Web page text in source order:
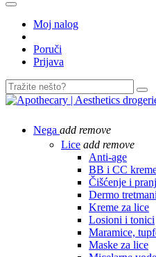
Moj nalog
Poruči
Prijava
Nega add remove
Lice add remove
Anti-age
BB i CC
Čišćenje i
Dermo tretmani
Kreme za lice
Losioni i tonici
Maramice,
Maske za lice